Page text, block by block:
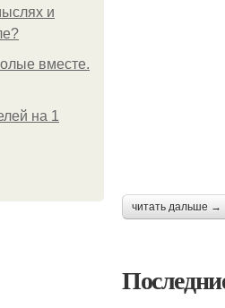
и
вместе.
на 1
читать дальше →